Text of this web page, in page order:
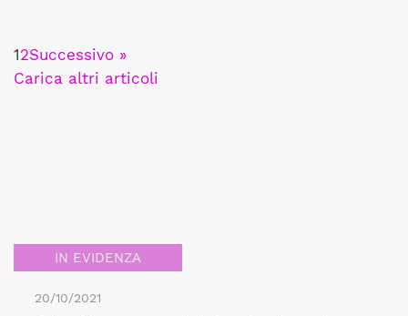
12Successivo »
Carica altri articoli
IN EVIDENZA
20/10/2021